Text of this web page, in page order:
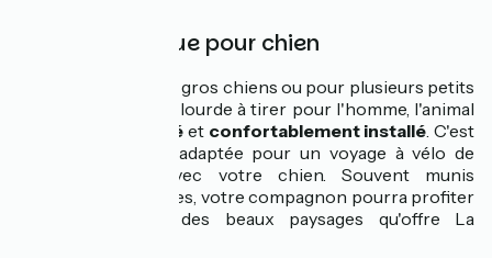
La remorque pour chien
C'est l'idéal pour les gros chiens ou pour plusieurs petits
chiens. Certes plus lourde à tirer pour l'homme, l'animal
sécurité et confortablement installé. C'est
la solution la plus adaptée pour un voyage à vélo de
plusieurs jours avec votre chien. Souvent munis
d'ouvertures latérales, votre compagnon pourra profiter
du grand air et des beaux paysages qu'offre La